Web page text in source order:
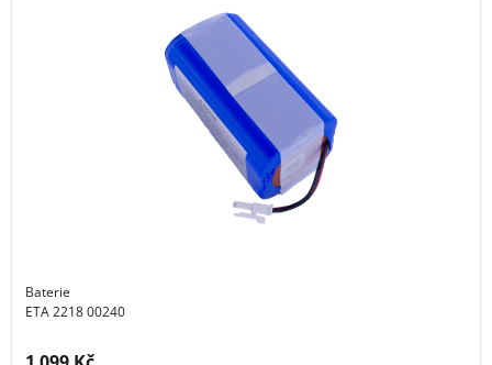
Baterie
ETA 2218 00240